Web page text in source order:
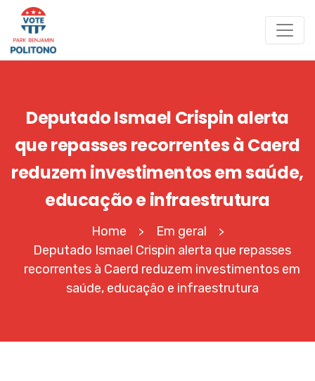
Deputado Ismael Crispin alerta
que repasses recorrentes à Caerd
reduzem investimentos em saúde,
educação e infraestrutura
Home > Em geral >
Deputado Ismael Crispin alerta que repasses
recorrentes à Caerd reduzem investimentos em
saúde, educação e infraestrutura